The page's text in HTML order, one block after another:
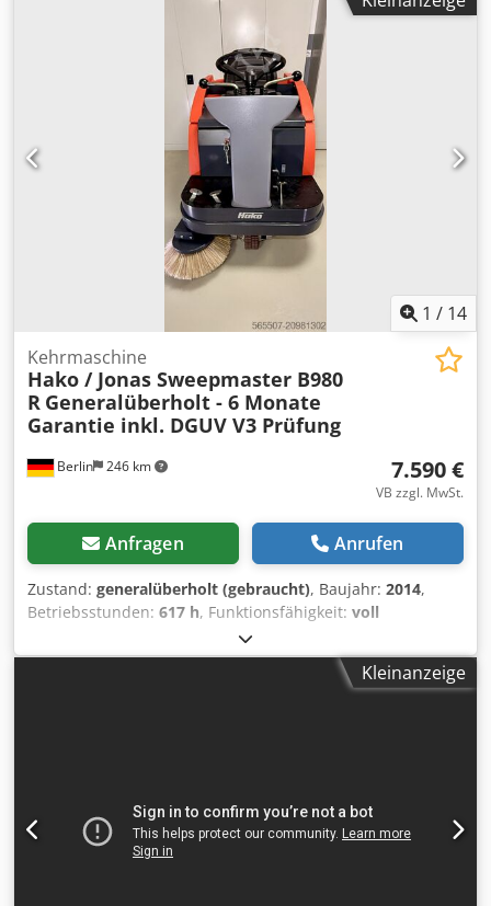
1 / 14
Berlin 246 km
Kehrmaschine
Hako / Jonas Sweepmaster B980
R Generalüberholt - 6 Monate
Garantie inkl. DGUV V3 Prüfung
7.590 €
VB zzgl. MwSt.
Anfragen Anrufen
Zustand: generalüberholt (gebraucht), Baujahr: 2014,
Betriebsstunden: 617 h, Funktionsfähigkeit: voll
, Kraftstofftyp:elektrisch
Sweepmaster B 980 R Generalüberholte Kehrmaschine mit
neuen Batterien, neuem Antriebsrad, 6 Monaten Garantie
Reparaturen: - Alle Antriebsriemen neu - Antriebsrad neu -
Alle Kugellager neu - GEL- Batterien neu - Schwerlasträder
neu - Alle Gummileisten neu - Kastenfilter neu Csdpoyalv
Kleinanzeige